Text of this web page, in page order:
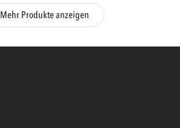
Mehr Produkte anzeigen